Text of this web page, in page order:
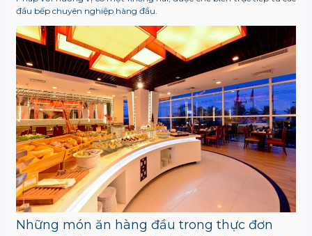
đầu bếp chuyên nghiệp hàng đầu.
Những món ăn hàng đầu trong thực đơn